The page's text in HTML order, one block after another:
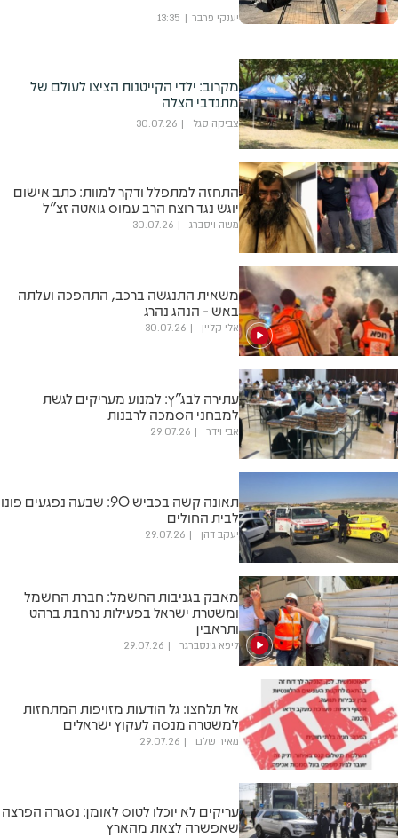
יענקי פרבר 13:35
מקרוב: ילדי הקייטנות הציצו לעולם של
מתנדבי הצלה
צביקה סגל 30.07.26
התחזה למתפלל ודקר למוות: כתב אישום
יוגש נגד רוצח הרב עמוס גואטה זצ"ל
משה ויסברג 30.07.26
משאית התנגשה ברכב, התהפכה ועלתה
באש - הנהג נהרג
אלי קליין 30.07.26
עתירה לבג"ץ: למנוע מעריקים לגשת
למבחני הסמכה לרבנות
אבי וידר 29.07.26
‏תאונה קשה בכביש 90: שבעה נפגעים פונו
לבית החולים
יעקב דהן 29.07.26
מאבק בגניבות החשמל: חברת החשמל
ומשטרת ישראל בפעילות נרחבת ברהט
ותראבין
ליפא גינסברגר 29.07.26
אל תלחצו: גל הודעות מזויפות המתחזות
למשטרה מנסה לעקוץ ישראלים
מאיר שלם 29.07.26
עריקים לא יוכלו לטוס לאומן: נסגרה הפרצה
שאפשרה לצאת מהארץ